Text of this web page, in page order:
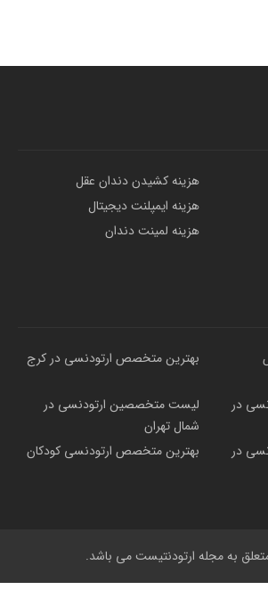
هزینه کشیدن دندان عقل
هزینه ایمپلنت دیجیتال
هزینه لمینت دندان
بهترین متخصص ارتودنسی در کرج
در
لیست متخصصین ارتودنسی در
شمال تهران
در
بهترین متخصص ارتودنسی کودکان